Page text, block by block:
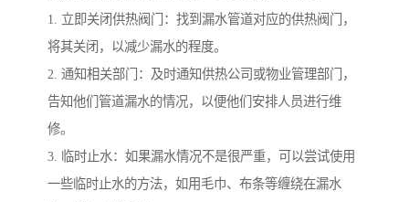
1. 立即关闭供热阀门：找到漏水管道对应的供热阀门，
将其关闭，以减少漏水的程度。
2. 通知相关部门：及时通知供热公司或物业管理部门，
告知他们管道漏水的情况，以便他们安排人员进行维
修。
3. 临时止水：如果漏水情况不是很严重，可以尝试使用
一些临时止水的方法，如用毛巾、布条等缠绕在漏水